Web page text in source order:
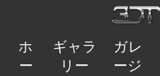
ホ
ー
ギャラ
リー
ガレ
ージ